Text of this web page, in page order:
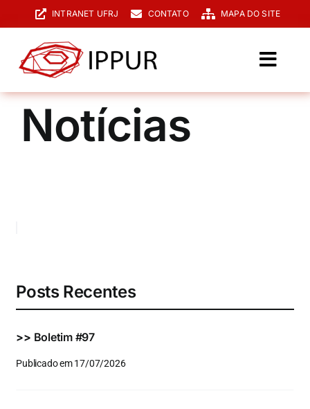
para
conteúdo
INTRANET UFRJ CONTATO MAPA DO SITE
O IPPUR
Graduação
Eventos e Certificados
Notícias
Posts Recentes
>> Boletim #97
Publicado em 17/07/2026